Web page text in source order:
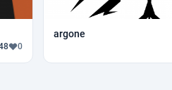
0
argone